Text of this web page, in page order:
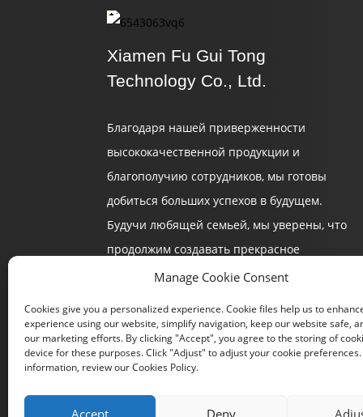
Xiamen Fu Gui Tong
Technology Co., Ltd.
Благодаря нашей приверженности
высококачественной продукции и
благополучию сотрудников, мы готовы
добиться больших успехов в будущем.
Будучи любящей семьей, мы уверены, что
продолжим создавать прекрасное
будущее.Manage Cookie Consent
Cookies give you a personalized experience. Cookie files help us to
experience using our website, simplify navigation, keep our website safe,
our marketing efforts. By clicking "Accept", you agree to the storing of
device for these purposes. Click "Adjust" to adjust your cookie
information, review our Cookies Policy.
Accept Deny